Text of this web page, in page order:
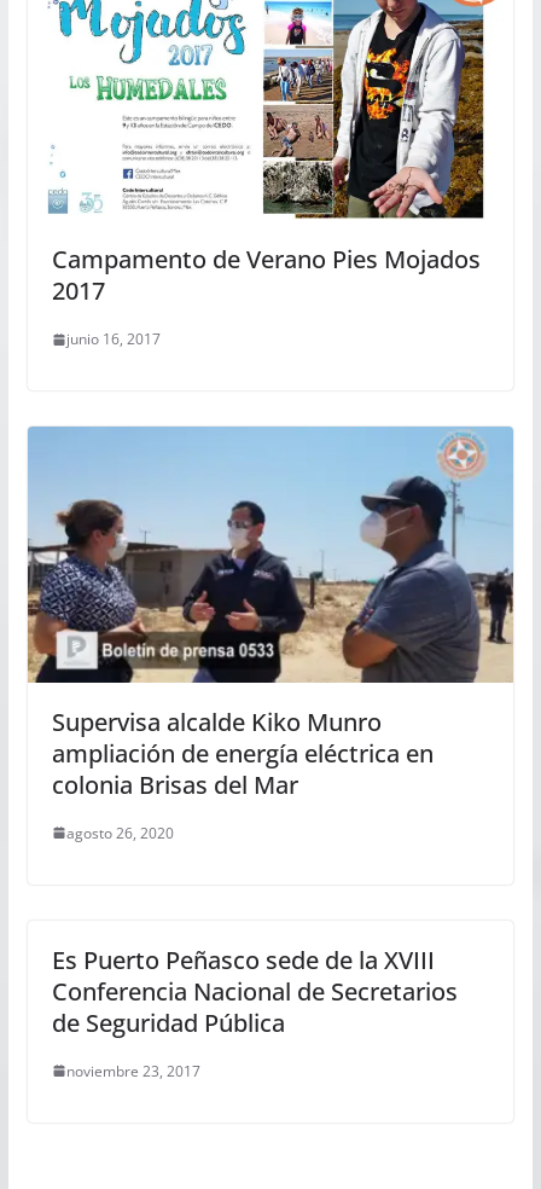
Campamento de Verano Pies Mojados
2017
junio 16, 2017
Supervisa alcalde Kiko Munro
ampliación de energía eléctrica en
colonia Brisas del Mar
agosto 26, 2020
Es Puerto Peñasco sede de la XVIII
Conferencia Nacional de Secretarios
de Seguridad Pública
noviembre 23, 2017